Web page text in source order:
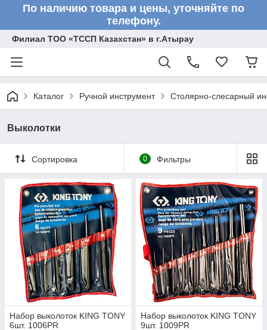
По наличию товара и цены, уточняйте по
телефону.
Филиал ТОО «ТССП Казахстан» в г.Атырау
Каталог Ручной инструмент Столярно-слесарный
Выколотки
Сортировка 0 Фильтры
Набор выколоток KING TONY
6шт. 1006PR
Набор выколоток KING TONY
9шт. 1009PR